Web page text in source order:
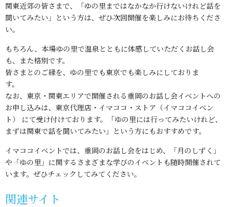
関東近郊の皆さまで、「ゆの里まではなかなか行けないけれど話を
聞いてみたい」という方は、ぜひ次回開催を楽しみにお待ちくださ
い。
もちろん、本場ゆの里で温泉とともに体感していただくお話し会
も、また格別です。
皆さまとのご縁を、ゆの里でも東京でも楽しみにしておりま
す
なお、東京・関東エリアで開催される重岡のお話し会イベントへの
お申し込みは、東京代理店・イマココ・ストア（イマココイベン
ト） にて受け付けております。「ゆの里には行ってみたいけれど、
まずは関東で話を聞いてみたい」という方にもおすすめです。
イマココイベントでは、重岡のお話し会をはじめ、「月のしずく」
や「ゆの里」に関するさまざまな学びのイベントも随時開催されて
います。ぜひチェックしてみてください。
関連サイト